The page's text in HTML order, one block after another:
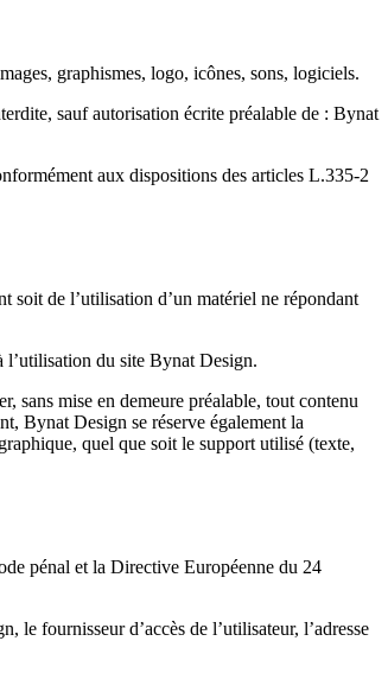
graphismes, logo, icônes, sons, logiciels.
sauf autorisation écrite préalable de : Bynat
aux dispositions des articles L.335-2
soit de l’utilisation d’un matériel ne répondant
l’utilisation du site Bynat Design.
sans mise en demeure préalable, tout contenu
Bynat Design se réserve également la
quel que soit le support utilisé (texte,
pénal et la Directive Européenne du 24
le fournisseur d’accès de l’utilisateur, l’adresse